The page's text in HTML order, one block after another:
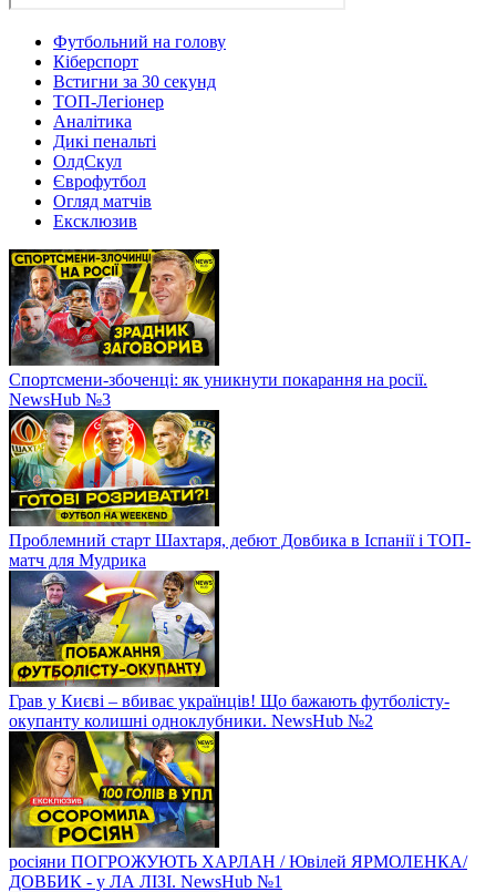
Футбольний на голову
Кіберспорт
Встигни за 30 секунд
ТОП-Легіонер
Аналітика
Дикі пенальті
ОлдСкул
Єврофутбол
Огляд матчів
Ексклюзив
Спортсмени-збоченці: як уникнути покарання на росії.
NewsHub №3
Проблемний старт Шахтаря, дебют Довбика в Іспанії і ТОП-
матч для Мудрика
Грав у Києві – вбиває українців! Що бажають футболісту-
окупанту колишні одноклубники. NewsHub №2
росіяни ПОГРОЖУЮТЬ ХАРЛАН / Ювілей ЯРМОЛЕНКА/
ДОВБИК - у ЛА ЛІЗІ. NewsHub №1